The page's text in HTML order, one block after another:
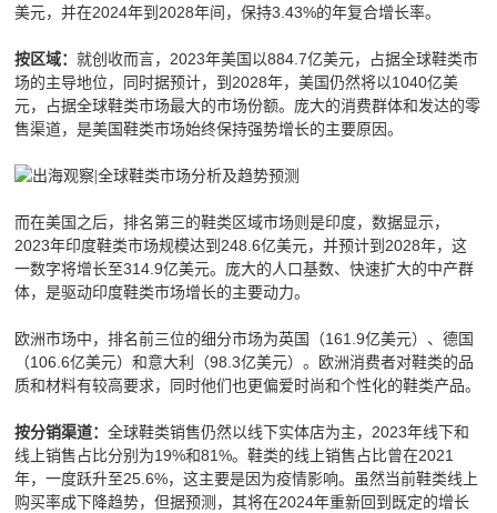
美元，并在2024年到2028年间，保持3.43%的年复合增长率。
按区域：就创收而言，2023年美国以884.7亿美元，占据全球鞋类市
场的主导地位，同时据预计，到2028年，美国仍然将以1040亿美
元，占据全球鞋类市场最大的市场份额。庞大的消费群体和发达的零
售渠道，是美国鞋类市场始终保持强势增长的主要原因。
而在美国之后，排名第三的鞋类区域市场则是印度，数据显示，
2023年印度鞋类市场规模达到248.6亿美元，并预计到2028年，这
一数字将增长至314.9亿美元。庞大的人口基数、快速扩大的中产群
体，是驱动印度鞋类市场增长的主要动力。
欧洲市场中，排名前三位的细分市场为英国（161.9亿美元）、德国
（106.6亿美元）和意大利（98.3亿美元）。欧洲消费者对鞋类的品
质和材料有较高要求，同时他们也更偏爱时尚和个性化的鞋类产品。
按分销渠道：全球鞋类销售仍然以线下实体店为主，2023年线下和
线上销售占比分别为19%和81%。鞋类的线上销售占比曾在2021
年，一度跃升至25.6%，这主要是因为疫情影响。虽然当前鞋类线上
购买率成下降趋势，但据预测，其将在2024年重新回到既定的增长